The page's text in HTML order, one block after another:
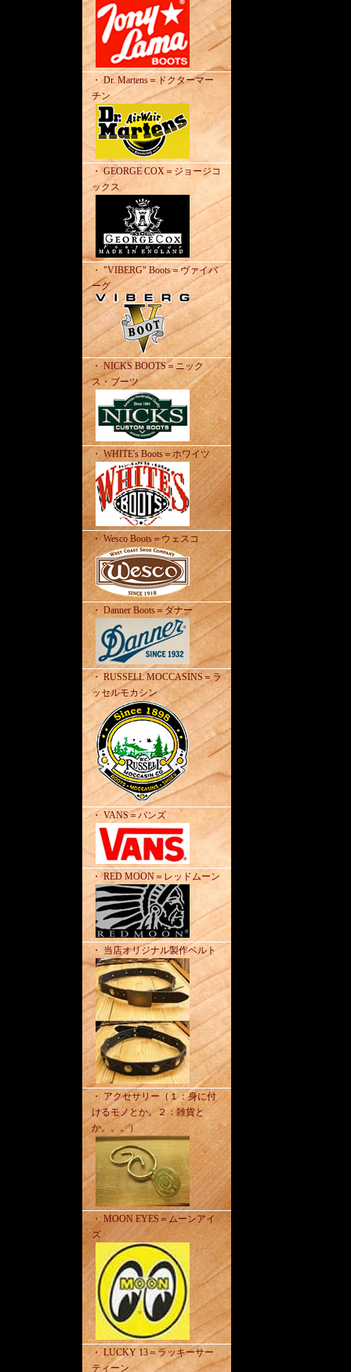
・ Dr. Martens＝ドクターマー
チン
・ GEORGE COX＝ジョージコ
ックス
・ "VIBERG" Boots＝ヴァイバ
ーグ
・ NICKS BOOTS＝ニック
ス・ブーツ
・ WHITE's Boots＝ホワイツ
・ Wesco Boots＝ウェスコ
・ Danner Boots＝ダナー
・ RUSSELL MOCCASINS＝ラ
ッセルモカシン
・ VANS＝バンズ
・ RED MOON＝レッドムーン
・ 当店オリジナル製作ベルト
・ アクセサリー（１：身に付
けるモノとか。２：雑貨と
か。。。）
・ MOON EYES＝ムーンアイ
ズ
・ LUCKY 13＝ラッキーサー
ティーン